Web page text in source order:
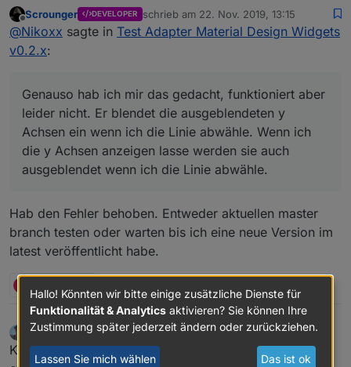
Welche Version ist bei dir installiert? Wenn ich mir
Wenn z.B. alle Datensätze die Achse von
Datensatz[0] verwenden sollen, dann so:
Genauso hab ich mir das gedacht, funktioniert aber
ein wenn ich die Linie abwähle. Wenn ich die y Achsen
anzeigen lasse werden sie auch ausgeblendet wenn
Du hast die Datenpunkte (Objekte) auch
Hast du die Anzahl der Datenpunkte begrenzt?
?
Widget auch begrenzt.
Offline
Scrounger DEVELOPER schrieb am 22. Nov. 2019, 13:15
zuletzt editiert von
@Nikoxx sagte in Test Adapter Material Design Widgets
v0.2.x:
Genauso hab ich mir das gedacht, funktioniert aber
leider nicht. Er blendet die ausgeblendeten y
Achsen ein wenn ich die Linie abwähle. Wenn ich
die y Achsen anzeigen lasse werden sie auch
ausgeblendet wenn ich die Linie abwähle.
Hab den Fehler behoben. Entweder aktuellen master
branch testen oder warten bis ich eine neue Version im
latest veröffentlicht habe.
Offline
Hermanito33schrieb am22. Nov. 2019, 13:49
Kann man mit der Bar irgendwie nen Batterie Status
Hallo! Könnten wir bitte einige zusätzliche Dienste für
Funktionalität & Analytics aktivieren? Sie können Ihre
Zustimmung später jederzeit ändern oder zurückziehen.
Lassen Sie mich wählen Das ist ok